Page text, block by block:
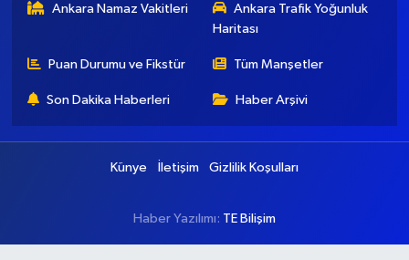
Ankara Namaz Vakitleri
Ankara Trafik Yoğunluk
Haritası
Puan Durumu ve Fikstür Tüm Manşetler
Son Dakika Haberleri Haber Arşivi
Künye İletişim Gizlilik Koşulları
Haber Yazılımı: TE Bilişim